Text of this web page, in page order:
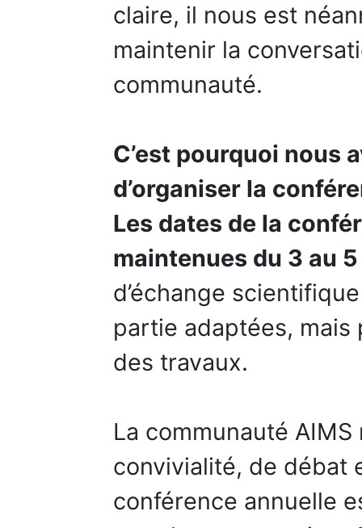
claire, il nous est
maintenir la
communauté.
C’est pourquoi nous
d’organiser la
Les dates de la
maintenues du 3 au
d’échange
partie adaptées,
des travaux.
La communauté
convivialité, de débat
conférence annuelle